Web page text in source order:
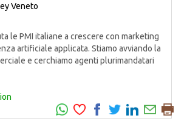
Veneto
le PMI italiane a crescere con marketing
artificiale applicata. Stiamo avviando la
e cerchiamo agenti plurimandatari